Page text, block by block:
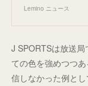
Lemino ニュース
J SPORTSは放送
ての色を強めつつ
信しなかった例と